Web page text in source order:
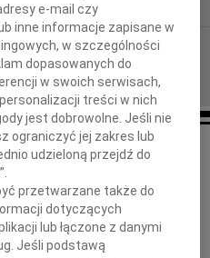
Krysztofiakowi
i jego Bliskim
e-mail czy
inne informacje zapisane w
w szczególności
dopasowanych do
w swoich serwisach,
treści w nich
jest dobrowolne. Jeśli nie
ograniczyć jej zakres lub
udzieloną przejdź do
przetwarzane także do
dotyczących
lub łączone z danymi
Jeśli podstawą